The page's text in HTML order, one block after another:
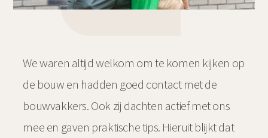
We waren altijd welkom om te komen kijken op
de bouw en hadden goed contact met de
bouwvakkers. Ook zij dachten actief met ons
mee en gaven praktische tips. Hieruit blijkt dat